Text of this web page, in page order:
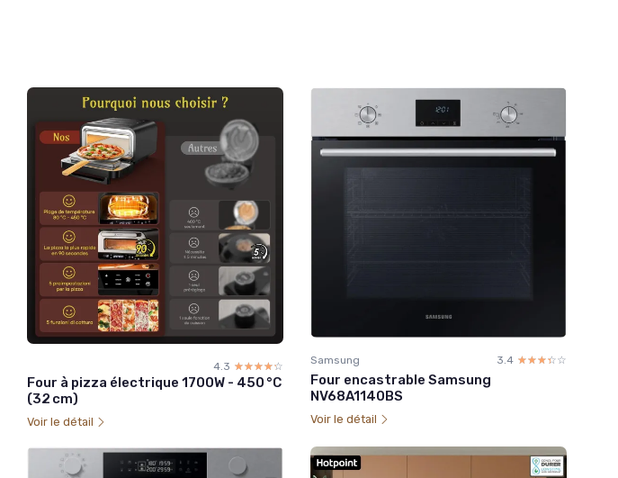
4.3 ☆☆☆☆☆
★★★★★
Four à pizza électrique 1700W - 450 °C
(32 cm)
Voir le détail
Samsung 3.4 ☆☆☆☆☆
★★★★★
Four encastrable Samsung
NV68A1140BS
Voir le détail